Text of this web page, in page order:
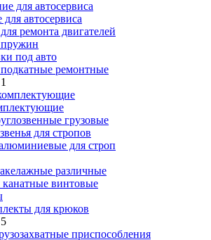
автосервиса
ремонта двигателей
под авто
ремонтные
грузовые
для стропов
для строп
различные
винтовые
для крюков